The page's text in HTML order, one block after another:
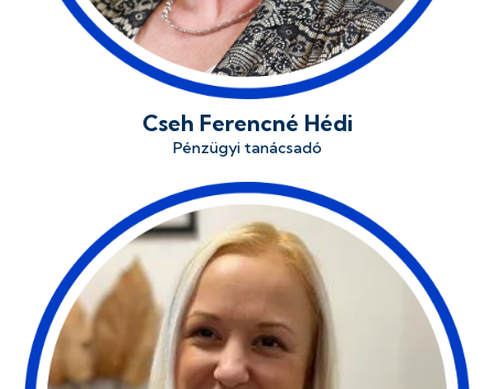
Cseh Ferencné Hédi
Pénzügyi tanácsadó